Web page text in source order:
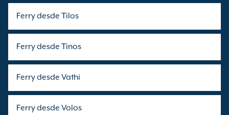
Ferry desde Tilos
Ferry desde Tinos
Ferry desde Vathi
Ferry desde Volos